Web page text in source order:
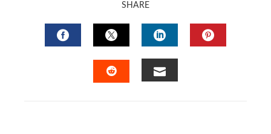
SHARE
FACEBOOKTWITTERLINKEDIN